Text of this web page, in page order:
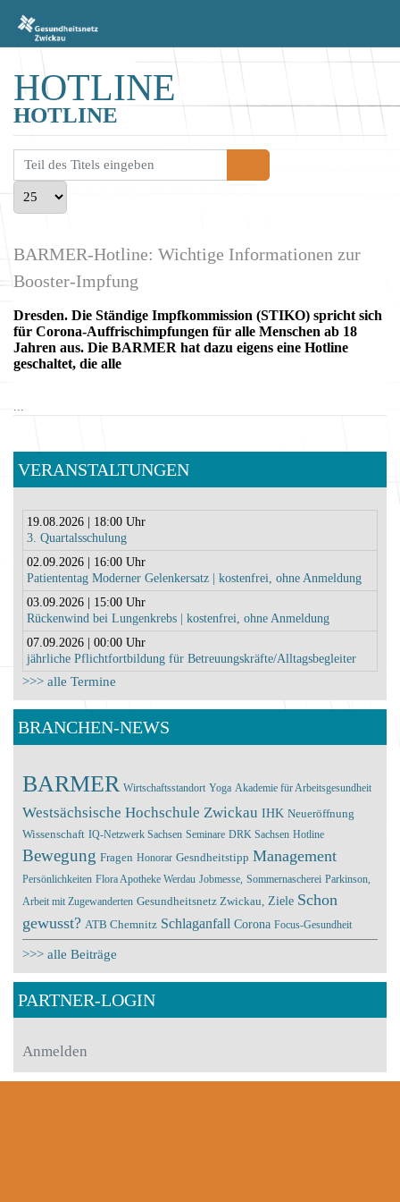
HOTLINE
HOTLINE
Teil des Titels eingeben
Anzeige #
BARMER-Hotline: Wichtige Informationen zur
Booster-Impfung
Dresden. Die Ständige Impfkommission (STIKO) spricht sich
für Corona-Auffrischimpfungen für alle Menschen ab 18
Jahren aus. Die BARMER hat dazu eigens eine Hotline
geschaltet, die alle
...
VERANSTALTUNGEN
19.08.2026 | 18:00 Uhr
3. Quartalsschulung
02.09.2026 | 16:00 Uhr
Patiententag Moderner Gelenkersatz | kostenfrei, ohne Anmeldung
03.09.2026 | 15:00 Uhr
Rückenwind bei Lungenkrebs | kostenfrei, ohne Anmeldung
07.09.2026 | 00:00 Uhr
jährliche Pflichtfortbildung für Betreuungskräfte/Alltagsbegleiter
>>> alle Termine
BRANCHEN-NEWS
BARMER Wirtschaftsstandort Yoga Akademie für Arbeitsgesundheit
Westsächsische Hochschule Zwickau IHK Neueröffnung
Wissenschaft IQ-Netzwerk Sachsen Seminare DRK Sachsen Hotline
Bewegung Fragen Honorar Gesndheitstipp Management
Persönlichkeiten Flora Apotheke Werdau Jobmesse, Sommernascherei Parkinson,
Arbeit mit Zugewanderten Gesundheitsnetz Zwickau, Ziele Schon
gewusst? ATB Chemnitz Schlaganfall Corona Focus-Gesundheit
>>> alle Beiträge
PARTNER-LOGIN
Anmelden